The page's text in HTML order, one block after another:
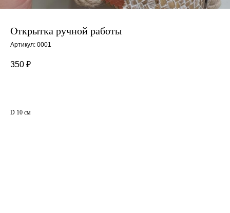
Открытка ручной работы
Артикул: 0001
350 ₽
D 10 см